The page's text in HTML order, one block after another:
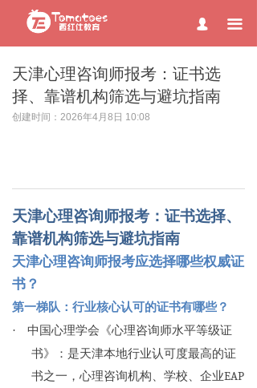
끀
넙
天津心理咨询师报考：证书选
择、靠谱机构筛选与避坑指南
创建时间： 2026年4月8日 10:08
天津心理咨询师报考：证书选择、
靠谱机构筛选与避坑指南
天津心理咨询师报考应选择哪些权威证
书？
第一梯队：行业核心认可的证书有哪些？
·
中国心理学会《心理咨询师水平等级证
书》：是天津本地行业认可度最高的证
书之一，心理咨询机构、学校、企业EAP